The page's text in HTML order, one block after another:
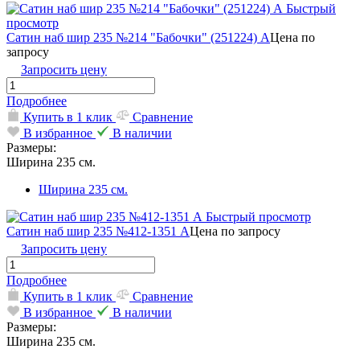
Быстрый
просмотр
Сатин наб шир 235 №214 "Бабочки" (251224) АЦена по
запросу
Запросить цену
Подробнее
Купить в 1 клик
Сравнение
В избранное
В наличии
Размеры:
Ширина 235 см.
Ширина 235 см.
Быстрый просмотр
Сатин наб шир 235 №412-1351 АЦена по запросу
Запросить цену
Подробнее
Купить в 1 клик
Сравнение
В избранное
В наличии
Размеры:
Ширина 235 см.